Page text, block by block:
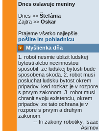
Dnes oslavuje meniny
Dnes >> Štefánia
Zajtra >> Oskar
Prajeme všetko najlepšie.
pošlite im pohladnicu
Myšlienka dňa
1. robot nesmie ublizit ludskej
bytosti alebo necinnostou
sposobit, ze ludskej bytosti bude
sposobena skoda. 2. robot musi
posluchat ludsku bytost okrem
pripadov, ked rozkaz je v rozpore
s prvym zakonom. 3. robot musi
chranit svoju existenciu, okrem
pripadov, ze tato ochrana je v
rozpore s prvym a druhym
zakonom.
-- tri zakony robotiky, Isaac
Asimov